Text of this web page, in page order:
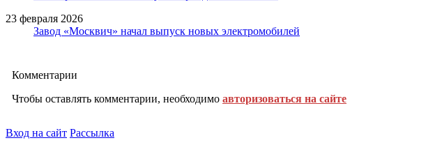
23 февраля 2026
Завод «Москвич» начал выпуск новых электромобилей
Комментарии
Чтобы оставлять комментарии, необходимо авторизоваться на сайте
Вход на сайт Рассылка